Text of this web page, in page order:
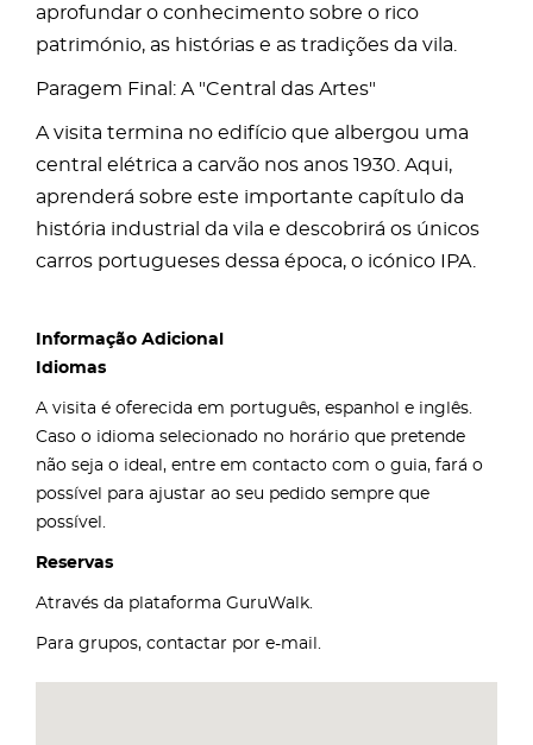
aprofundar o conhecimento sobre o rico
património, as histórias e as tradições da vila.
Paragem Final: A "Central das Artes"
A visita termina no edifício que albergou uma
central elétrica a carvão nos anos 1930. Aqui,
aprenderá sobre este importante capítulo da
história industrial da vila e descobrirá os únicos
carros portugueses dessa época, o icónico IPA.
Informação Adicional
Idiomas
A visita é oferecida em português, espanhol e inglês.
Caso o idioma selecionado no horário que pretende
não seja o ideal, entre em contacto com o guia, fará o
possível para ajustar ao seu pedido sempre que
possível.
Reservas
Através da plataforma GuruWalk.
Para grupos, contactar por e-mail.